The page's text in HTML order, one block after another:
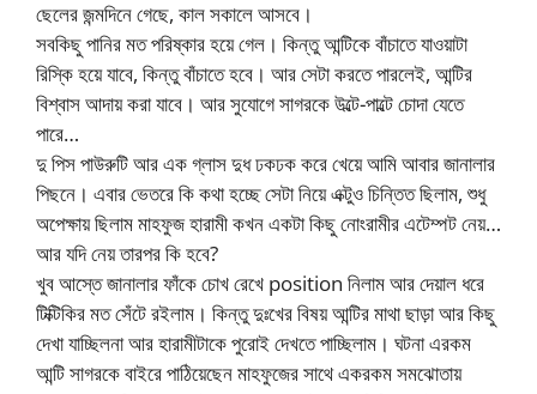
ছেলের জন্মদিনে গেছে, কাল সকালে আসবে।
সবকিছু পানির মত পরিষ্কার হয়ে গেল। কিন্তু আন্টিকে বাঁচাতে যাওয়াটা
রিস্কি হয়ে যাবে, কিন্তু বাঁচাতে হবে। আর সেটা করতে পারলেই, আন্টির
বিশ্বাস আদায় করা যাবে। আর সুযোগে সাগরকে উল্টে-পাল্টে চোদা যেতে
পারে…
দু পিস পাউরুটি আর এক গ্লাস দুধ ঢকঢক করে খেয়ে আমি আবার জানালার
পিছনে। এবার ভেতরে কি কথা হচ্ছে সেটা নিয়ে এক্টুও চিন্তিত ছিলাম, শুধু
অপেক্ষায় ছিলাম মাহফুজ হারামী কখন একটা কিছু নোংরামীর এটেম্পট নেয়…
আর যদি নেয় তারপর কি হবে?
খুব আস্তে জানালার ফাঁকে চোখ রেখে position নিলাম আর দেয়াল ধরে
টিক্টিকির মত সেঁটে রইলাম। কিন্তু দুঃখের বিষয় আন্টির মাথা ছাড়া আর কিছু
দেখা যাচ্ছিলনা আর হারামীটাকে পুরোই দেখতে পাচ্ছিলাম। ঘটনা এরকম
আন্টি সাগরকে বাইরে পাঠিয়েছেন মাহফুজের সাথে একরকম সমঝোতায়